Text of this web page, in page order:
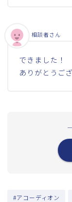
できました！
ありがとうご
相談者さん
#アコーディオン